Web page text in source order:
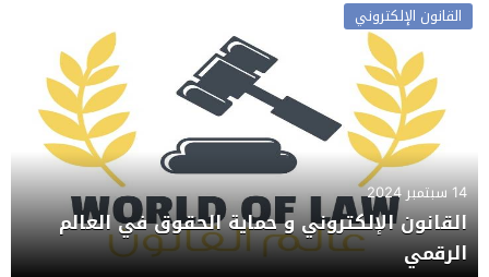
القانون الإلكتروني
14 سبتمبر 2024
القانون الإلكتروني و حماية الحقوق في العالم
الرقمي